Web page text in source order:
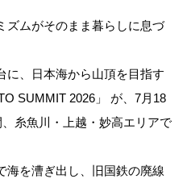
ズムがそのまま暮らしに息づ
に、日本海から山頂を目指す
SUMMIT 2026」 が、7月18
糸魚川・上越・妙高エリアで
海を漕ぎ出し、旧国鉄の廃線